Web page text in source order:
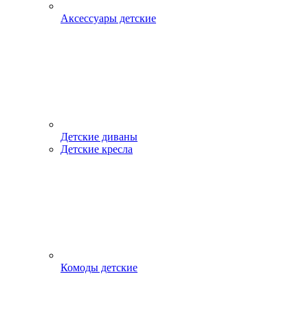
Аксессуары детские
Детские диваны
Детские кресла
Комоды детские